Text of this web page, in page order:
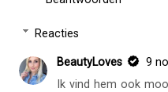
Reacties
BeautyLoves
9
Ik vind hem ook